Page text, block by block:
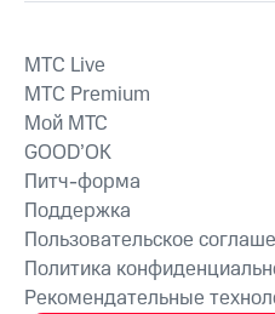
MTС Live
MTС Premium
Мой МТС
GOOD’OK
Питч-форма
Поддержка
Пользовательское
Политика
Рекомендательные